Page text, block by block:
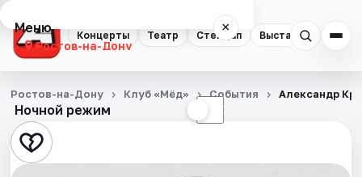
Концерты Театр Стендап Выставки
Меню ×
Ростов-на-Дону
Концерты
Театр
Стендап
Ночной режим ☾
Ростов-на-Дону Клуб «Мёд» События Александр